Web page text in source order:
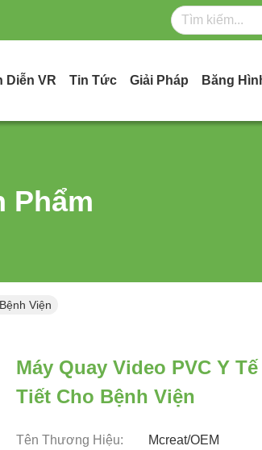
Diễn VR Tin Tức Giải Pháp Băng
Phẩm
Viện
Máy Quay Video PVC Y
Tiết Cho Bệnh Viện
Tên Thương Hiệu: Mcreat/OEM